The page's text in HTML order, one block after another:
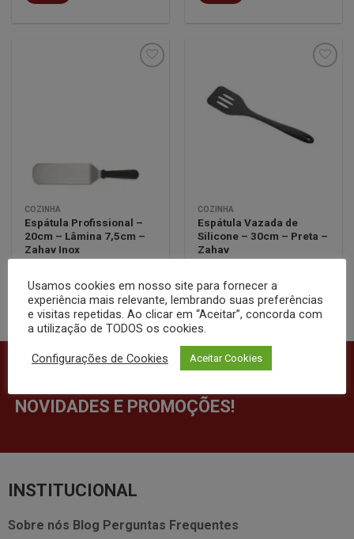
COZINHA
Espátula Profissional –
20cm – Lâmina 7,5cm –
Zahav Inox
desejos
COZINHA
Espátula Vazada de
Silicone – 30cm – Preta –
Zahav
NOVIDADES E PROMOÇÕES!
INSTITUCIONAL
Sobre nós Blog Perguntas Frequentes
Usamos cookies em nosso site para fornecer a
experiência mais relevante, lembrando suas preferências
e visitas repetidas. Ao clicar em “Aceitar”, concorda com
a utilização de TODOS os cookies.
Configurações de Cookies Aceitar Cookies